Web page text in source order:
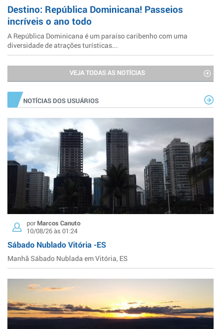
Destino: República Dominicana! Passeios
incríveis o ano todo
A República Dominicana é um paraíso caribenho com uma
diversidade de atrações turísticas...
VEJA TODAS AS NOTÍCIAS
NOTÍCIAS DOS USUÁRIOS
porMarcos Canuto
10/08/26 às 01:24
Sábado Nublado Vitória -ES
Manhã Sábado Nublada em Vitória, ES